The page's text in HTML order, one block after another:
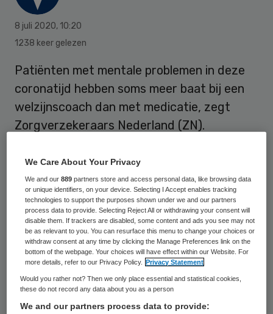
8 juli 2020, 10:20
1238 keer gelezen
Patiënten met mentale problemen in deze
coronatijd hebben soms meer baat bij een
welzijnscoach dan met medicatie, zegt
Zorgverzekeraars Nederland (ZN).
“In plaats van medicijnen voor te schrijven,
kan de huisarts in bepaalde situaties deze
patiënten doorverwijzen naar een
welzijnscoach. Dit wordt Welzijn op Recept
genoemd. Voor zorgprofessionals, sociaal
werkers en beleidsmedewerkers bij
gemeenten, zijn daarover nu een
infographic en Q&A beschikbaar.”
We Care About Your Privacy
We and our889 partners store and access personal data, like browsing data
or unique identifiers, on your device. Selecting I Accept enables tracking
technologies to support the purposes shown under we and our partners
process data to provide. Selecting Reject All or withdrawing your consent will
disable them. If trackers are disabled, some content and ads you see may not
be as relevant to you. You can resurface this menu to change your choices or
withdraw consent at any time by clicking the Manage Preferences link on the
bottom of the webpage. Your choices will have effect within our Website. For
more details, refer to our Privacy Policy.
Privacy Statement
Would you rather not? Then we only place essential and statistical cookies,
these do not record any data about you as a person
We and our partners process data to provide: